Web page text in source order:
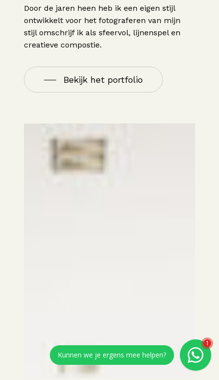
Door de jaren heen heb ik een eigen stijl
ontwikkelt voor het fotograferen van mijn
stijl omschrijf ik als sfeervol, lijnenspel en
creatieve compostie.
Bekijk het portfolio
1
Kunnen we je ergens mee helpen?